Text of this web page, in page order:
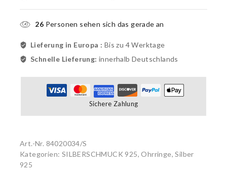
26 Personen sehen sich das gerade an
Lieferung in Europa : Bis zu 4 Werktage
Schnelle Lieferung: innerhalb Deutschlands
Sichere Zahlung
Art.-Nr. 84020034/S
Kategorien: SILBERSCHMUCK 925, Ohrringe, Silber
925